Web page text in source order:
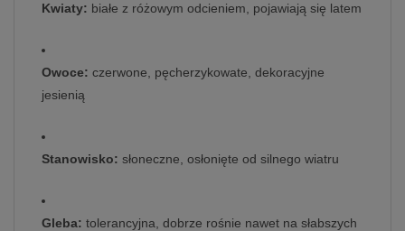
Kwiaty: białe z różowym odcieniem, pojawiają się latem
Owoce: czerwone, pęcherzykowate, dekoracyjne
jesienią
Stanowisko: słoneczne, osłonięte od silnego wiatru
Gleba: tolerancyjna, dobrze rośnie nawet na słabszych